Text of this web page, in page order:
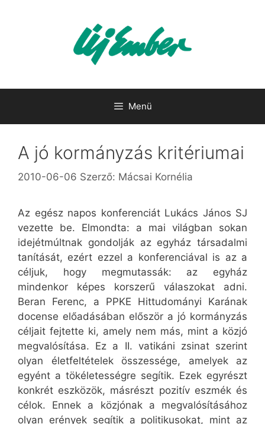
Menü
A jó kormányzás kritériumai
2010-06-06 Szerző: Mácsai Kornélia
Az egész napos konferenciát Lukács János SJ
vezette be. Elmondta: a mai világban sokan
idejétmúltnak gondolják az egyház társadalmi
tanítását, ezért ezzel a konferenciával is az a
céljuk, hogy megmutassák: az egyház
mindenkor képes korszerű válaszokat adni.
Beran Ferenc, a PPKE Hittudományi Karának
docense előadásában először a jó kormányzás
céljait fejtette ki, amely nem más, mint a közjó
megvalósítása. Ez a II. vatikáni zsinat szerint
olyan életfeltételek összessége, amelyek az
egyént a tökéletességre segítik. Ezek egyrészt
konkrét eszközök, másrészt pozitív eszmék és
célok. Ennek a közjónak a megvalósításához
olyan erények segítik a politikusokat, mint az